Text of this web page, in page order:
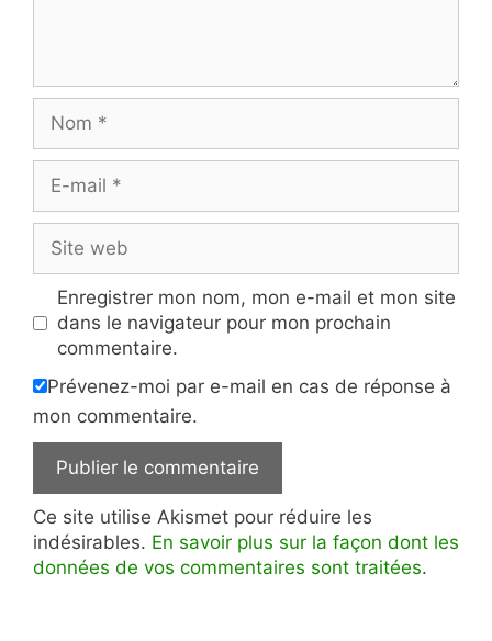
mail
web
Enregistrer mon nom, mon e-mail et mon site
dans le navigateur pour mon prochain
commentaire.
Prévenez-moi par e-mail en cas de réponse à
mon commentaire.
Ce site utilise Akismet pour réduire les
indésirables. En savoir plus sur la façon dont les
données de vos commentaires sont traitées.